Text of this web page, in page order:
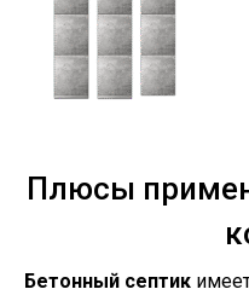
Плюсы
Бетонный септик